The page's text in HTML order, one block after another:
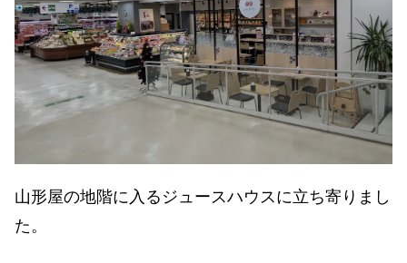
山形屋の地階に入るジュースハウスに立ち寄りまし
た。